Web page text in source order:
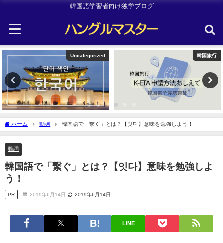
韓国語学習者向け独学ブログ
Uncategorized 韓国旅行
ホーム 動詞 韓国語で「繋ぐ」とは？【잇다】意味を勉強しよう！
動詞
韓国語で「繋ぐ」とは？【잇다】意味を勉強しよ
う！
PR 2019年6月14日 2019年6月14日
LINE